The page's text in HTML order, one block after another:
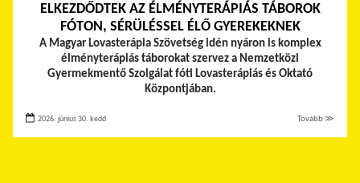
ELKEZDŐDTEK AZ ÉLMÉNYTERÁPIÁS TÁBOROK
FÓTON, SÉRÜLÉSSEL ÉLŐ GYEREKEKNEK
A Magyar Lovasterápia Szövetség idén nyáron is komplex
élményterápiás táborokat szervez a Nemzetközi
Gyermekmentő Szolgálat fóti Lovasterápiás és Oktató
Központjában.
2026. június 30. kedd Tovább ≫